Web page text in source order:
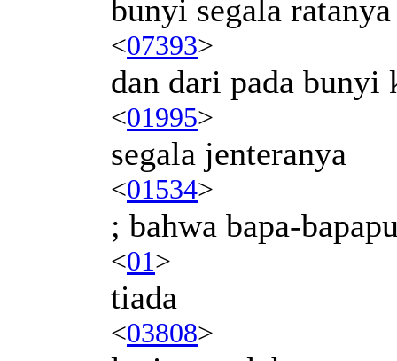
bunyi segala ratanya
<07393>
dan dari pada bunyi
<01995>
segala jenteranya
<01534>
; bahwa bapa-
<01>
tiada
<03808>